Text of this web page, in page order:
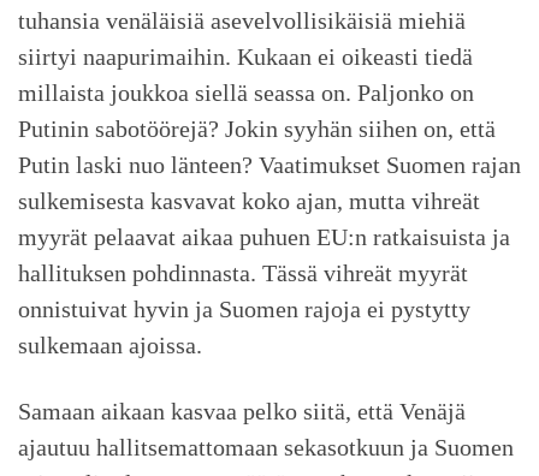
tuhansia venäläisiä asevelvollisikäisiä miehiä
siirtyi naapurimaihin. Kukaan ei oikeasti tiedä
millaista joukkoa siellä seassa on. Paljonko on
Putinin sabotöörejä? Jokin syyhän siihen on, että
Putin laski nuo länteen? Vaatimukset Suomen rajan
sulkemisesta kasvavat koko ajan, mutta vihreät
myyrät pelaavat aikaa puhuen EU:n ratkaisuista ja
hallituksen pohdinnasta. Tässä vihreät myyrät
onnistuivat hyvin ja Suomen rajoja ei pystytty
sulkemaan ajoissa.
Samaan aikaan kasvaa pelko siitä, että Venäjä
ajautuu hallitsemattomaan sekasotkuun ja Suomen